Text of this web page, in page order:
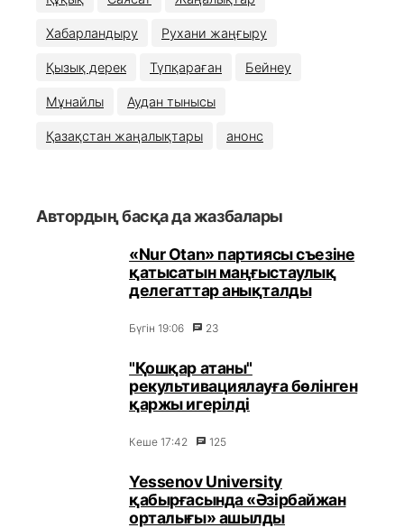
Хабарландыру Рухани жаңғыру
Қызық дерек Түпқараған Бейнеу
Мұнайлы Аудан тынысы
Қазақстан жаңалықтары анонс
Автордың басқа да жазбалары
«Nur Otan» партиясы съезіне
қатысатын маңғыстаулық
делегаттар анықталды
Бүгін 19:06 23
"Қошқар атаны"
рекультивациялауға бөлінген
қаржы игерілді
Кеше 17:42 125
Yessenov University
қабырғасында «Әзірбайжан
орталығы» ашылды